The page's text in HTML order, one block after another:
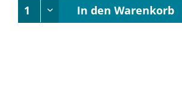
In den Warenkorb